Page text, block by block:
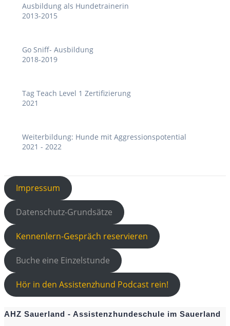
Ausbildung als Hundetrainerin
2013-2015
Go Sniff- Ausbildung
2018-2019
Tag Teach Level 1 Zertifizierung
2021
Weiterbildung: Hunde mit Aggressionspotential
2021 - 2022
Impressum
Datenschutz-Grundsätze
Kennenlern-Gespräch reservieren
Buche eine Einzelstunde
Hör in den Assistenzhund Podcast rein!
AHZ Sauerland - Assistenzhundeschule im Sauerland